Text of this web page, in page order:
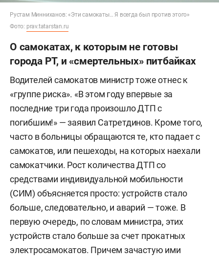
Рустам Минниханов: «Эти самокаты… Я всегда был против этого»
Фото: prav.tatarstan.ru
О самокатах, к которым не готовы
города РТ, и «смертельных» питбайках
Водителей самокатов министр тоже отнес к
«группе риска». «В этом году впервые за
последние три года произошло ДТП с
погибшим!» — заявил Сатретдинов. Кроме того,
часто в больницы обращаются те, кто падает с
самокатов, или пешеходы, на которых наехали
самокатчики. Рост количества ДТП со
средствами индивидуальной мобильности
(СИМ) объясняется просто: устройств стало
больше, следовательно, и аварий — тоже. В
первую очередь, по словам министра, этих
устройств стало больше за счет прокатных
электросамокатов. Причем зачастую ими